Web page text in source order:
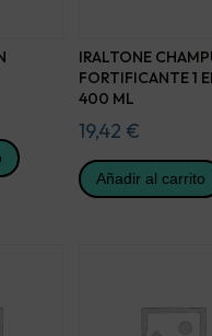
IRALTONE
FORTIFICANTE 1
400 ML
19,42 €
Añadir al carrito